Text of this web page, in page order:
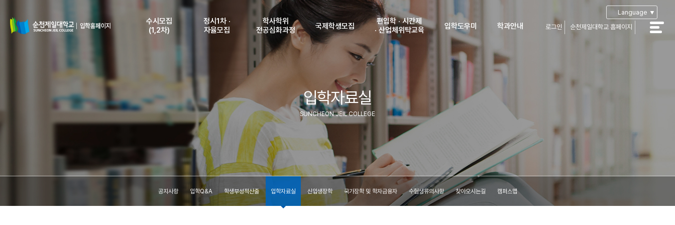
수시모집
(1,2차)
지원자격
인터넷 원서접수
등록안내
(수험표출력)
(고지서출력)
정시1차 ·
자율모집
모집일정 및 인원
전형안내 및
지원자격
인터넷 원서접수
등록안내
원서접수조회
(수험표출력)
합격자조회
(고지서출력)
등록금납부확인
학사학위
전공심화과정
학사학위
전공심화과정안내
합격자조회
(고지서출력)
등록금납부확인
국제학생모집
입학안내
비자발급 안내
국제학생 모집학과
편입학 · 시간제
· 산업체위탁교육
편입학 모집 안내
산업체위탁교육생
모집안내
입학도우미
공지사항
학생부성적산출
입학자료실
수험생유의사항
찾아오시는길
캠퍼스맵
학과안내
학과안내
Language ▼
로그인
순천제일대학교 홈페이지
입학자료실
SUNCHEON JEIL COLLEGE
공지사항 입학Q&A 학생부성적산출 입학자료실 신입생장학 국가장학 및 학자금융자 수험생유의사항 찾아오시는길 캠퍼스맵